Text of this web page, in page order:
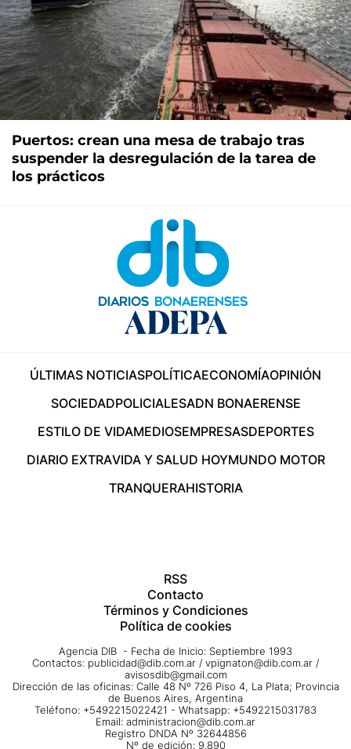
Puertos: crean una mesa de trabajo tras
suspender la desregulación de la tarea de
los prácticos
ÚLTIMAS NOTICIASPOLÍTICAECONOMÍAOPINIÓN
SOCIEDADPOLICIALESADN BONAERENSE
ESTILO DE VIDAMEDIOSEMPRESASDEPORTES
DIARIO EXTRAVIDA Y SALUD HOYMUNDO MOTOR
TRANQUERAHISTORIA
RSS
Contacto
Términos y Condiciones
Política de cookies
Agencia DIB - Fecha de Inicio: Septiembre 1993
Contactos: publicidad@dib.com.ar / vpignaton@dib.com.ar /
avisosdib@gmail.com
Dirección de las oficinas: Calle 48 Nº 726 Piso 4, La Plata; Provincia
de Buenos Aires, Argentina
Teléfono: +5492215022421 - Whatsapp: +5492215031783
Email: administracion@dib.com.ar
Registro DNDA Nº 32644856
Nº de edición: 9.890